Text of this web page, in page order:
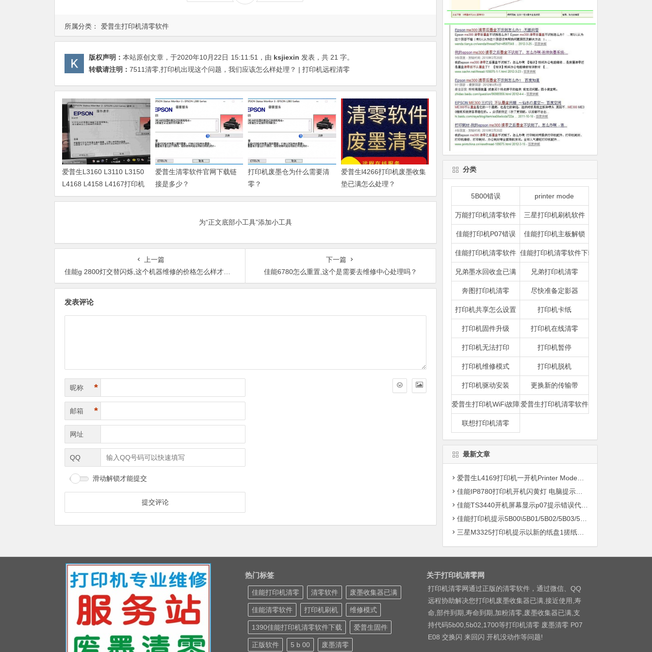
所属分类： 爱普生打印机清零软件
版权声明： 本站原创文章，于2020年10月22日 15:11:51 ，由 ksjiexin 发表，共 21 字。
转载请注明： 7511清零,打印机出现这个问题，我们应该怎么样处理？ | 打印机远程清零
爱普生L3160 L3110 L3150
L4168 L4158 L4167打印机
废墨清零软件
爱普生清零软件官网下载链
接是多少？
打印机废墨仓为什么需要清
零？
爱普生l4266打印机废墨收集
垫已满怎么处理？
为“正文底部小工具”添加小工具
上一篇
佳能g 2800灯交替闪烁,这个机器维修的价格怎么样才能更便宜？
下一篇
佳能6780怎么重置,这个是需要去维修中心处理吗？
发表评论
昵称 *
邮箱 *
网址
QQ
滑动解锁才能提交
分类
5B00错误 printer mode
万能打印机清零软件 三星打印机刷机软件
佳能打印机P07错误 佳能打印机主板解锁
佳能打印机清零软件 佳能打印机清零软件下载
兄弟墨水回收盒已满 兄弟打印机清零
奔图打印机清零 尽快准备定影器
打印机共享怎么设置 打印机卡纸
打印机固件升级 打印机在线清零
打印机无法打印 打印机暂停
打印机维修模式 打印机脱机
打印机驱动安装 更换新的传输带
爱普生打印机WiFi故障爱普生打印机清零软件
联想打印机清零
最新文章
爱普生L4169打印机一开机Printer Mode故障主板维修
佳能IP8780打印机开机闪黄灯 电脑提示错误5B00快速解决方案清零
佳能TS3440开机屏幕显示p07提示错误代码5B00快速解决方案 清零
佳能打印机提示5B00\5B01/5B02/5B03/5B04/5B11/5B12/5B13/5B14/1700/1702/1703/1704
三星M3325打印机提示以新的纸盘1搓纸轮进行更换
热门标签
佳能打印机清零 清零软件 废墨收集器已满
佳能清零软件 打印机刷机 维修模式
1390佳能打印机清零软件下载 爱普生固件
正版软件 5 b 00 废墨清零
关于打印机清零网
打印机清零网通过正版的清零软件，通过微信、QQ
远程协助解决您打印机废墨收集器已满,接近使用,寿
命,部件到期,寿命到期,加粉清零,废墨收集器已满,支
持代码5b00,5b02,1700等打印机清零 废墨清零 P07
E08 交换闪 来回闪 开机没动作等问题!